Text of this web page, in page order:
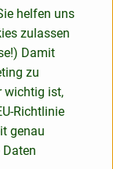
Früchte (die
hervor. Das
8 %
werden Saft,
helfen uns
zulassen
Damit
zu
wichtig ist,
Richtlinie
genau